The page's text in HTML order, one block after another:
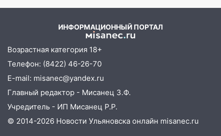
В Ульяновской области убрали
более 28% площадей зерновых и
зернобобовых культур
15:51 Бросила кирпич в жену брата: в
Ульяновской области завели дело на
агрессивную женщину
15:47 На улице Радищева сбили
курьера: крупная авария в Ульяновске
ИНФОРМАЦИОННЫЙ ПОРТАЛ
Возрастная категория 18+
Телефон: (8422) 46-26-70
E-mail: misanec@yandex.ru
Главный редактор - Мисанец З.Ф.
Учредитель - ИП Мисанец Р.Р.
© 2014-2026 Новости Ульяновска онлайн misanec.ru